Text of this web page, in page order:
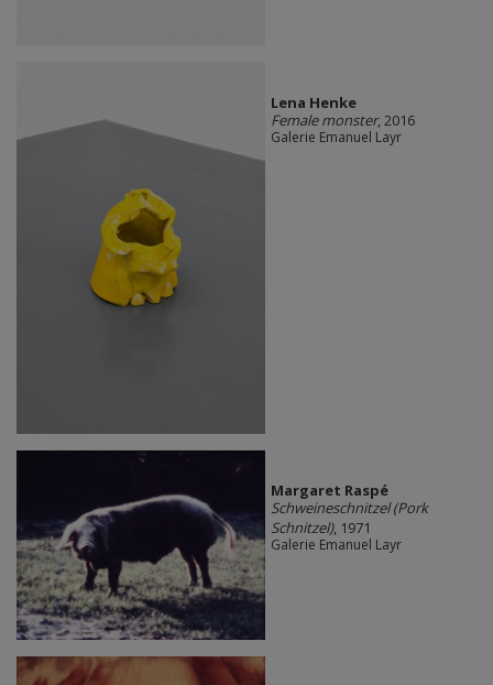
Lena Henke
Female monster, 2016
Galerie Emanuel Layr
Margaret Raspé
Schweineschnitzel (Pork
Schnitzel), 1971
Galerie Emanuel Layr